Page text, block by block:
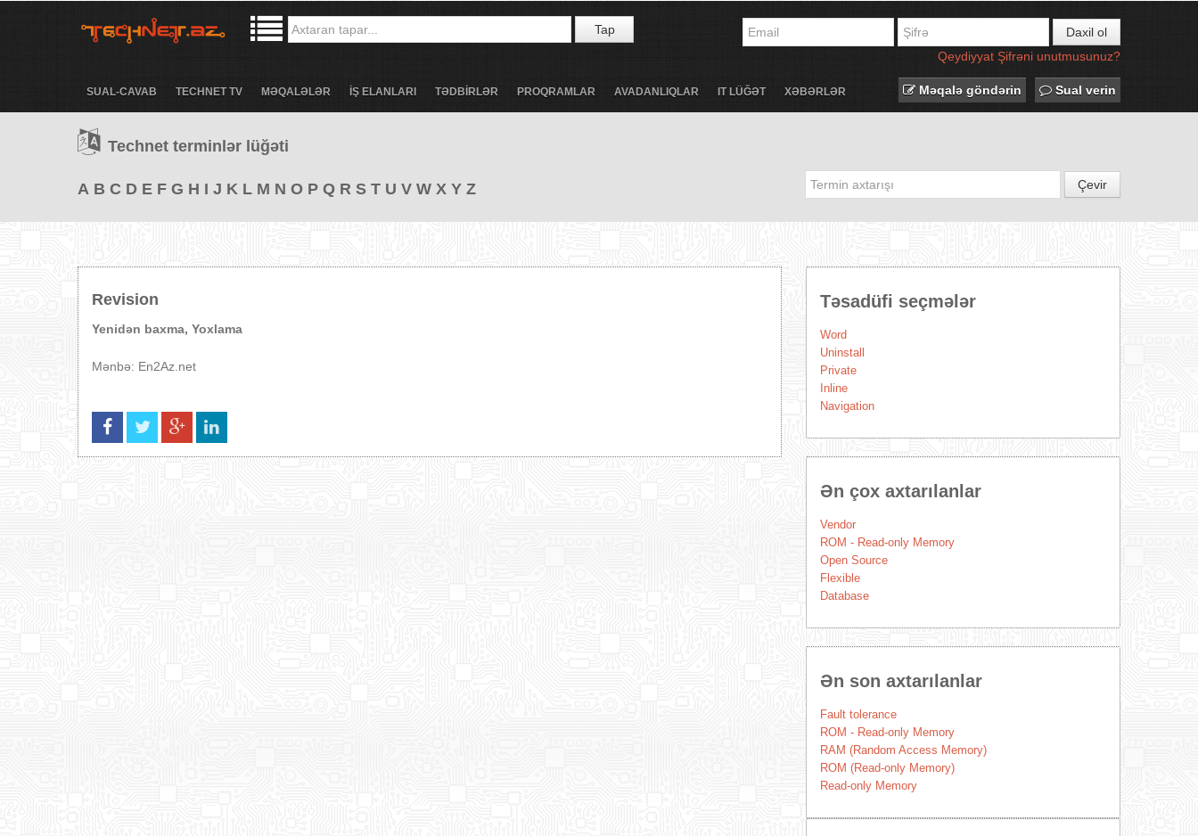
Tap
Daxil ol
Qeydiyyat Şifrəni unutmusunuz?
SUAL-CAVAB TECHNET TV MƏQALƏLƏR İŞ ELANLARI TƏDBİRLƏR PROQRAMLAR AVADANLIQLAR IT LÜĞƏT XƏBƏRLƏR Məqalə göndərin Sual verin
Technet terminlər lüğəti
A B C D E F G H I J K L M N O P Q R S T U V W X Y Z Çevir
Revision
Yenidən baxma, Yoxlama
Mənbə: En2Az.net
Təsadüfi seçmələr
Word
Uninstall
Private
Inline
Navigation
Ən çox axtarılanlar
Vendor
ROM - Read-only Memory
Open Source
Flexible
Database
Ən son axtarılanlar
Fault tolerance
ROM - Read-only Memory
RAM (Random Access Memory)
ROM (Read-only Memory)
Read-only Memory